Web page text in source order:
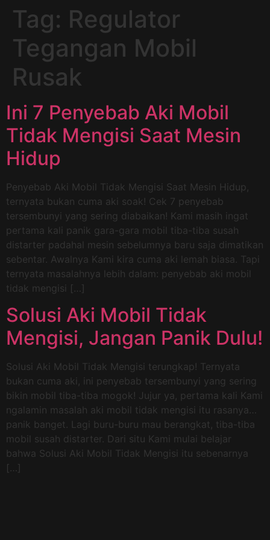
Tag: Regulator
Tegangan Mobil
Rusak
Ini 7 Penyebab Aki Mobil
Tidak Mengisi Saat Mesin
Hidup
Penyebab Aki Mobil Tidak Mengisi Saat Mesin Hidup,
ternyata bukan cuma aki soak! Cek 7 penyebab
tersembunyi yang sering diabaikan! Kami masih ingat
pertama kali panik gara-gara mobil tiba-tiba susah
distarter padahal mesin sebelumnya baru saja dimatikan
sebentar. Awalnya Kami kira cuma aki lemah biasa. Tapi
ternyata masalahnya lebih dalam: penyebab aki mobil
tidak mengisi […]
Solusi Aki Mobil Tidak
Mengisi, Jangan Panik Dulu!
Solusi Aki Mobil Tidak Mengisi terungkap! Ternyata
bukan cuma aki, ini penyebab tersembunyi yang sering
bikin mobil tiba-tiba mogok! Jujur ya, pertama kali Kami
ngalamin masalah aki mobil tidak mengisi itu rasanya…
panik banget. Lagi buru-buru mau berangkat, tiba-tiba
mobil susah distarter. Dari situ Kami mulai belajar
bahwa Solusi Aki Mobil Tidak Mengisi itu sebenarnya
[…]